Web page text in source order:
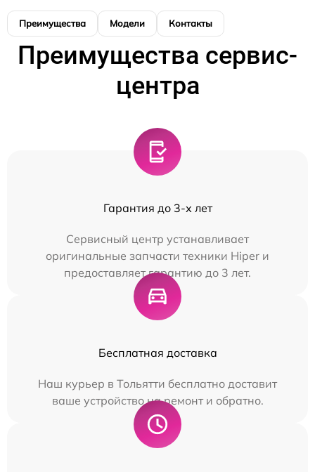
Преимущества Модели Контакты
Преимущества сервис-
центра
Гарантия до 3-х лет
Сервисный центр устанавливает
оригинальные запчасти техники Hiper и
предоставляет гарантию до 3 лет.
Бесплатная доставка
Наш курьер в Тольятти бесплатно доставит
ваше устройство на ремонт и обратно.